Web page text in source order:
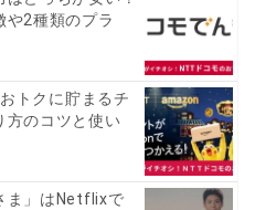
や2種類のプラ
トクに貯まるチ
方のコツと使い
ま」はNetflixで